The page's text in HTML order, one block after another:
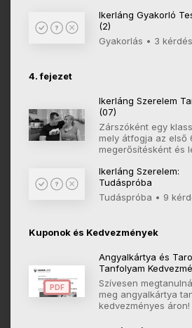
Ikerláng Gyakorló
(2)
Gyakorlás • 3 kérdés
4. fejezet
Ikerláng Szerelem
(07)
Zárszóként egy
mely átfogja az első
megerősítésként és
Ikerláng Szerelem:
Tudáspróba
Tudáspróba • 9
Kuponok és Kedvezmények
PDF
Angyalkártya és
Tanfolyam
Szívesen
meg angyalkártya
kedvezményes áron!